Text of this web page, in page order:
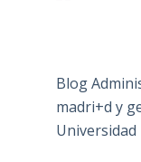
Blog
madri+d y
Universidad